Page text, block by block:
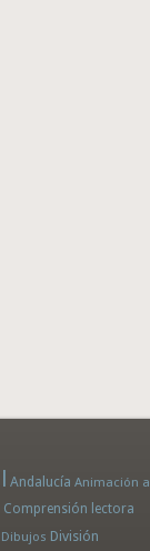
Andalucía Animación a
Comprensión lectora
Dibujos División